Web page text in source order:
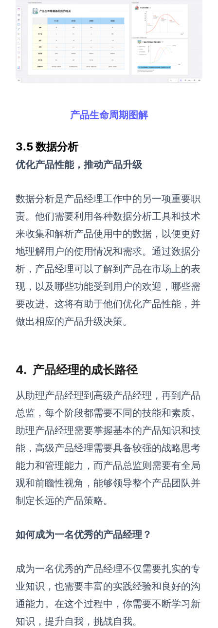
产品生命周期图解
3.5 数据分析
优化产品性能，推动产品升级
数据分析是产品经理工作中的另一项重要职
责。他们需要利用各种数据分析工具和技术
来收集和解析产品使用中的数据，以便更好
地理解用户的使用情况和需求。通过数据分
析，产品经理可以了解到产品在市场上的表
现，以及哪些功能受到用户的欢迎，哪些需
要改进。这将有助于他们优化产品性能，并
做出相应的产品升级决策。
4. 产品经理的成长路径
从助理产品经理到高级产品经理，再到产品
总监，每个阶段都需要不同的技能和素质。
助理产品经理需要掌握基本的产品知识和技
能，高级产品经理需要具备较强的战略思考
能力和管理能力，而产品总监则需要有全局
观和前瞻性视角，能够领导整个产品团队并
制定长远的产品策略。
如何成为一名优秀的产品经理？
成为一名优秀的产品经理不仅需要扎实的专
业知识，也需要丰富的实践经验和良好的沟
通能力。在这个过程中，你需要不断学习新
知识，提升自我，挑战自我。